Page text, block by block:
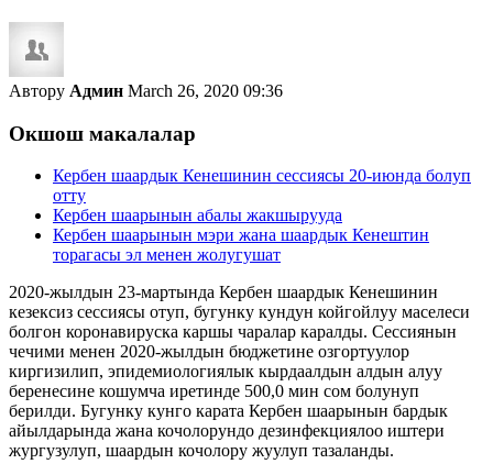
Автору Админ March 26, 2020 09:36
Окшош макалалар
Кербен шаардык Кенешинин сессиясы 20-июнда болуп
отту
Кербен шаарынын абалы жакшырууда
Кербен шаарынын мэри жана шаардык Кенештин
торагасы эл менен жолугушат
2020-жылдын 23-мартында Кербен шаардык Кенешинин
кезексиз сессиясы отуп, бугунку кундун койгойлуу маселеси
болгон коронавируска каршы чаралар каралды. Сессиянын
чечими менен 2020-жылдын бюджетине озгортуулор
киргизилип, эпидемиологиялык кырдаалдын алдын алуу
беренесине кошумча иретинде 500,0 мин сом болунуп
берилди. Бугунку кунго карата Кербен шаарынын бардык
айылдарында жана кочолорундо дезинфекциялоо иштери
жургузулуп, шаардын кочолору жуулуп тазаланды.